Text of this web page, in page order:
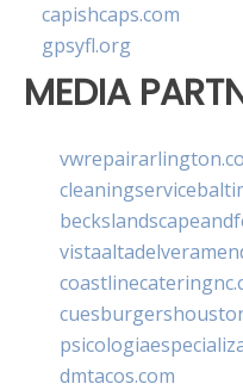
capishcaps.com
gpsyfl.org
MEDIA
dmtacos.com